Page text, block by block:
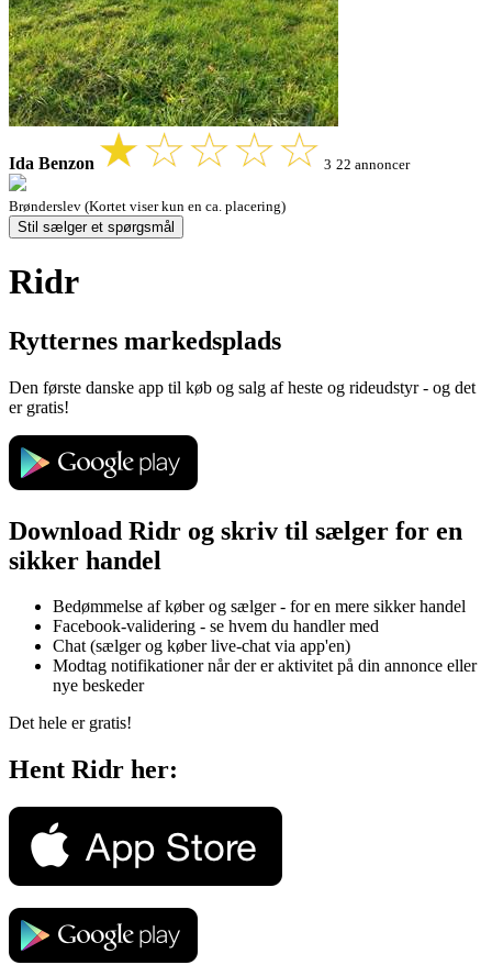
Ida Benzon 3 22 annoncer
Brønderslev (Kortet viser kun en ca. placering)
Stil sælger et spørgsmål
Ridr
Rytternes markedsplads
Den første danske app til køb og salg af heste og rideudstyr - og det
er gratis!
Download Ridr og skriv til sælger for en
sikker handel
Bedømmelse af køber og sælger - for en mere sikker handel
Facebook-validering - se hvem du handler med
Chat (sælger og køber live-chat via app'en)
Modtag notifikationer når der er aktivitet på din annonce eller
nye beskeder
Det hele er gratis!
Hent Ridr her: